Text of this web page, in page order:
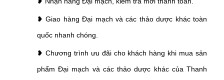
❥ Giao hàng Đại mạch và các thảo dược khác toàn
quốc nhanh chóng.
❥ Chương trình ưu đãi cho khách hàng khi mua sản
phẩm Đại mạch và các thảo dược khác của Thanh